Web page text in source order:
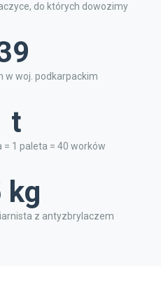
do których dowozimy
w woj. podkarpackim
t
1 paleta = 40 worków
kg
z antyzbrylaczem